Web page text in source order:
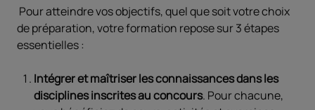
Pour atteindre vos objectifs, quel que soit votre choix
de préparation, votre formation repose sur 3 étapes
essentielles :
Intégrer et maîtriser les connaissances dans les
disciplines inscrites au concours. Pour chacune,